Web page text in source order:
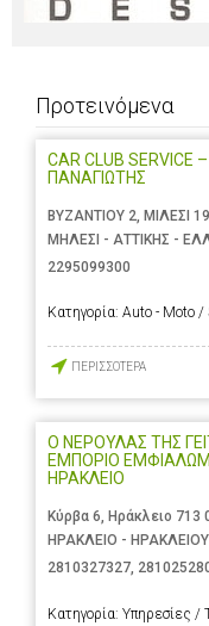
Προτεινόμενα
CAR CLUB
ΠΑΝΑΓΙΩΤΗΣ
ΒΥΖΑΝΤΙΟΥ 2, ΜΙΛΕΣΙ
ΜΗΛΕΣΙ - ΑΤΤΙΚΗΣ -
2295099300
Κατηγορία: Auto - Moto /
ΠΕΡΙΣΣΟΤΕΡΑ
Ο ΝΕΡΟΥΛΑΣ ΤΗΣ
ΕΜΠΟΡΙΟ
ΗΡΑΚΛΕΙΟ
Κύρβα 6, Ηράκλειο 713
ΗΡΑΚΛΕΙΟ -
2810327327,
Κατηγορία: Υπηρεσίες /